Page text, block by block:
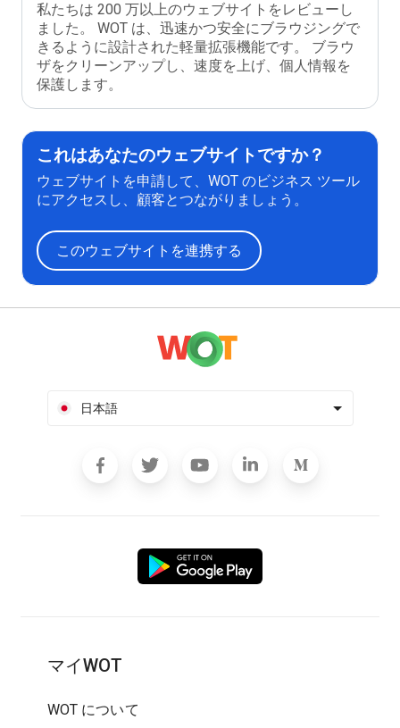
私たちは 200 万以上のウェブサイトをレビューし
ました。 WOT は、迅速かつ安全にブラウジングで
きるように設計された軽量拡張機能です。 ブラウ
ザをクリーンアップし、速度を上げ、個人情報を
保護します。
これはあなたのウェブサイトですか？
ウェブサイトを申請して、WOT のビジネス ツール
にアクセスし、顧客とつながりましょう。
このウェブサイトを連携する
日本語
マイWOT
WOT について